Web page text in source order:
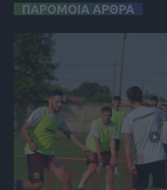
ΠΑΡΟΜΟΙΑ ΑΡΘΡΑ